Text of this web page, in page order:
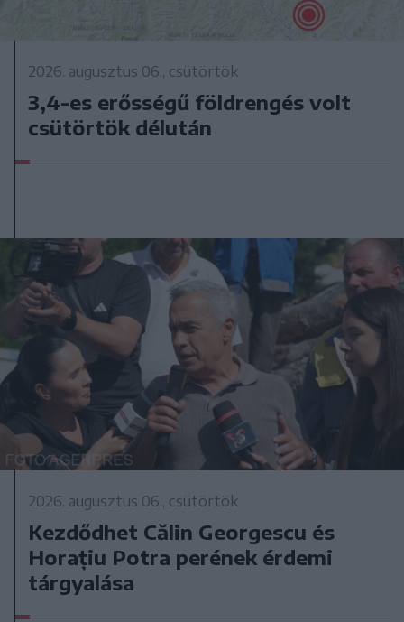
2026. augusztus 06., csütörtök
3,4-es erősségű földrengés volt
csütörtök délután
2026. augusztus 06., csütörtök
Kezdődhet Călin Georgescu és
Horațiu Potra perének érdemi
tárgyalása